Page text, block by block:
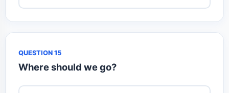
QUESTION 15
Where should we go?